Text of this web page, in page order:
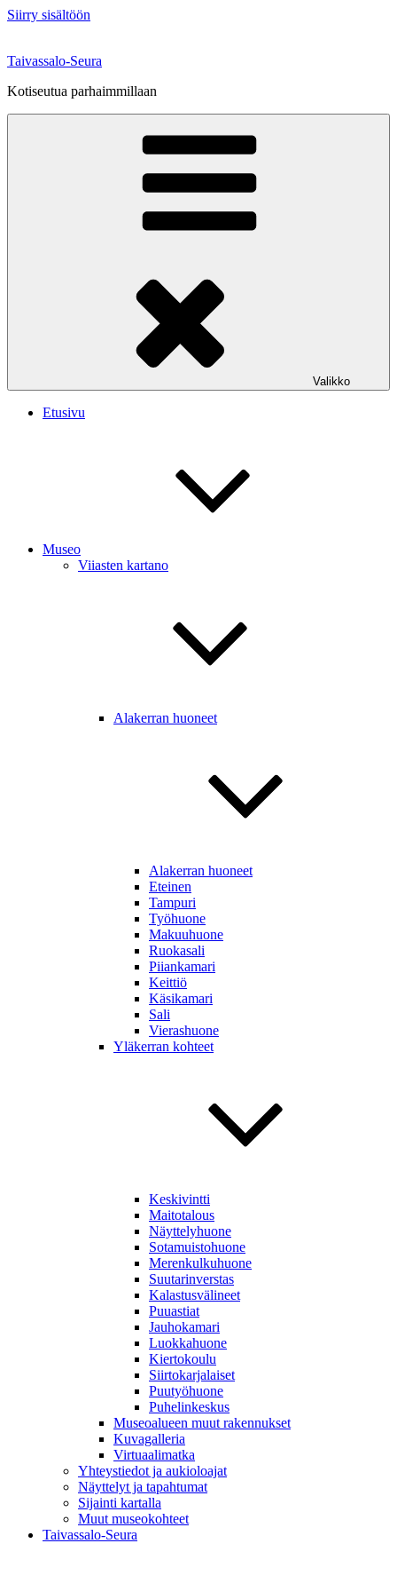
Siirry sisältöön
Taivassalo-Seura
Kotiseutua parhaimmillaan
Valikko
Etusivu
Museo
Viiasten kartano
Alakerran huoneet
Alakerran huoneet
Eteinen
Tampuri
Työhuone
Makuuhuone
Ruokasali
Piiankamari
Keittiö
Käsikamari
Sali
Vierashuone
Yläkerran kohteet
Keskivintti
Maitotalous
Näyttelyhuone
Sotamuistohuone
Merenkulkuhuone
Suutarinverstas
Kalastusvälineet
Puuastiat
Jauhokamari
Luokkahuone
Kiertokoulu
Siirtokarjalaiset
Puutyöhuone
Puhelinkeskus
Museoalueen muut rakennukset
Kuvagalleria
Virtuaalimatka
Yhteystiedot ja aukioloajat
Näyttelyt ja tapahtumat
Sijainti kartalla
Muut museokohteet
Taivassalo-Seura